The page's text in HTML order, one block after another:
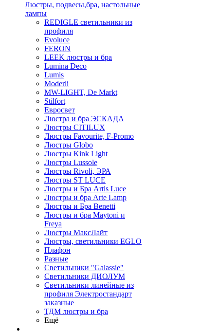
Люстры, подвесы,бра, настольные
лампы
REDIGLE светильники из
профиля
Evoluce
FERON
LEEK люстры и бра
Lumina Deco
Lumis
Moderli
MW-LIGHT, De Markt
Stilfort
Евросвет
Люстра и бра ЭСКАДА
Люстры CITILUX
Люстры Favourite, F-Promo
Люстры Globo
Люстры Kink Light
Люстры Lussole
Люстры Rivoli, ЭРА
Люстры ST LUCE
Люстры и Бра Artis Luce
Люстры и бра Arte Lamp
Люстры и Бра Benetti
Люстры и бра Maytoni и
Freya
Люстры МаксЛайт
Люстры, светильники EGLO
Плафон
Разные
Светильники "Galassie"
Светильники ДИОЛУМ
Светильники линейные из
профиля Электростандарт
заказные
ТДМ люстры и бра
Ещё